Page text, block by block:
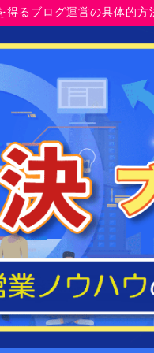
得るブログ運営の具体的方